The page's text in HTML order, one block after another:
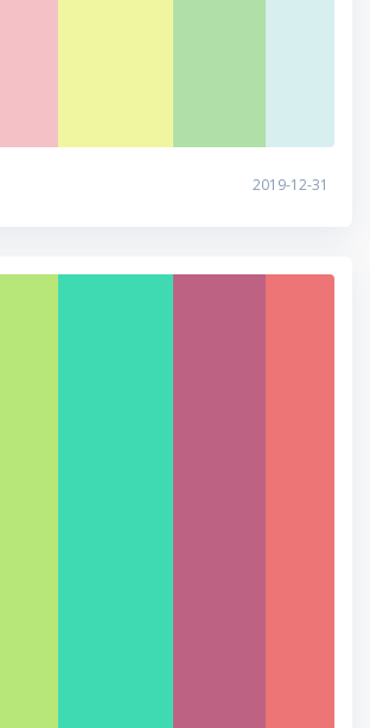
2019-12-31